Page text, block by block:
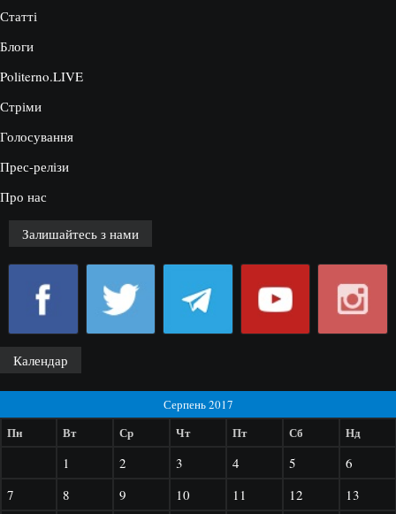
Статті
Блоги
Politerno.LIVE
Стріми
Голосування
Прес-релізи
Про нас
Залишайтесь з нами
Календар
Серпень 2017
Пн Вт Ср Чт Пт Сб Нд
1 2 3 4 5
6
7
8 9 10 11 12 13